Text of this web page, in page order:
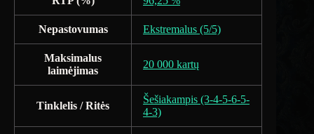
Nepastovumas Ekstremalus (5/5)
Maksimalus
laimėjimas
20 000 kartų
Tinklelis / Ritės
Šešiakampis (3-4-5-6-5-
4-3)